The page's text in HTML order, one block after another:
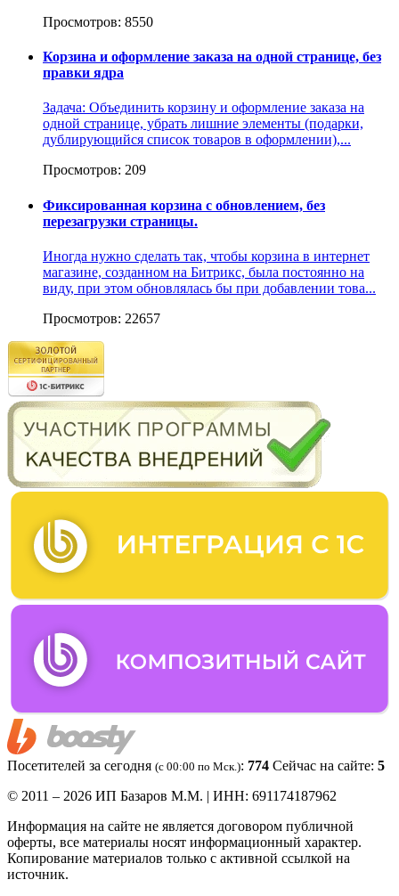
Просмотров: 8550
Корзина и оформление заказа на одной странице, без
правки ядра
Задача: Объединить корзину и оформление заказа на
одной странице, убрать лишние элементы (подарки,
дублирующийся список товаров в оформлении),...
Просмотров: 209
Фиксированная корзина с обновлением, без
перезагрузки страницы.
Иногда нужно сделать так, чтобы корзина в интернет
магазине, созданном на Битрикс, была постоянно на
виду, при этом обновлялась бы при добавлении това...
Просмотров: 22657
Посетителей за сегодня (c 00:00 по Мск.): 774 Сейчас на сайте: 5
© 2011 – 2026 ИП Базаров М.М. | ИНН: 691174187962
Информация на сайте не является договором публичной
оферты, все материалы носят информационный характер.
Копирование материалов только с активной ссылкой на
источник.